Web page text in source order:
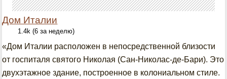
Дом Италии
1.4k (6 за неделю)
«Дом Италии расположен в непосредственной близости
от госпиталя святого Николая (Сан-Николас-де-Бари). Это
двухэтажное здание, построенное в колониальном стиле.